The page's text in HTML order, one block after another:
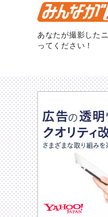
あなたが撮影した
ってください！